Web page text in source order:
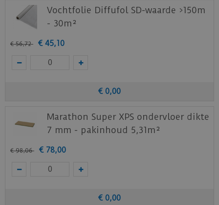
vloerverwarming en -koeling, 100%
waterbestendigheid, een warm aanvoelend
oppervlak, eenvoudig onderhoud en een
duurzaam, natuurgetrouw ontwerp. De SPC rigid
voor het productblad.
Staal aanvragen
nieuwe of huidige meubels? Vraag dan
nu
een staal op van deze vloer bij Otium at
Vochtfolie Diffufol SD-waarde >150m
- 30m²
€ 56,72 € 45,10
€ 0,00
Marathon Super XPS ondervloer dikte
7 mm - pakinhoud 5,31m²
€ 98,06 € 78,00
€ 0,00